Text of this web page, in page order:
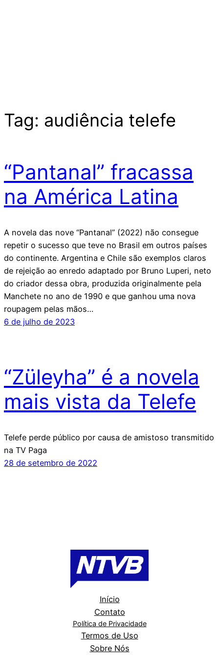
Tag: audiência telefe
“Pantanal” fracassa
na América Latina
A novela das nove “Pantanal” (2022) não consegue
repetir o sucesso que teve no Brasil em outros países
do continente. Argentina e Chile são exemplos claros
de rejeição ao enredo adaptado por Bruno Luperi, neto
do criador dessa obra, produzida originalmente pela
Manchete no ano de 1990 e que ganhou uma nova
roupagem pelas mãos…
6 de julho de 2023
“Züleyha” é a novela
mais vista da Telefe
Telefe perde público por causa de amistoso transmitido
na TV Paga
28 de setembro de 2022
Início
Contato
Política de Privacidade
Termos de Uso
Sobre Nós